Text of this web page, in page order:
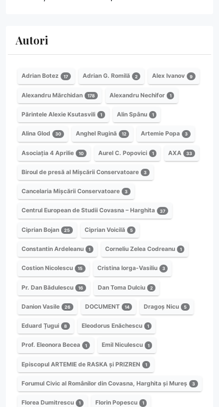
Autori
Adrian Botez 17 Adrian G. Romilă 2 Alex Ivanov 9
Alexandru Mărchidan 178 Alexandru Nechifor 1
Părintele Alexie Ksutasvili 1 Alin Spânu 1
Alina Glod 30 Anghel Rugină 12 Artemie Popa 3
Asociația 4 Aprilie 10 Aurel C. Popovici 1 AXA 33
Biroul de presă al Mișcării Conservatoare 3
Cancelaria Mișcării Conservatoare 3
Centrul European de Studii Covasna – Harghita 37
Ciprian Bojan 25 Ciprian Voicilă 5
Constantin Ardeleanu 1 Corneliu Zelea Codreanu 1
Costion Nicolescu 15 Cristina Iorga-Vasiliu 3
Pr. Dan Bădulescu 16 Dan Toma Dulciu 2
Danion Vasile 26 DOCUMENT 14 Dragoș Nicu 5
Eduard Țugui 8 Eleodorus Enăchescu 1
Prof. Eleonora Becea 1 Emil Niculescu 1
Episcopul ARTEMIE de RASKA și PRIZREN 1
Forumul Civic al Românilor din Covasna, Harghita și Mureș 3
Florea Dumitrescu 1 Florin Popescu 1